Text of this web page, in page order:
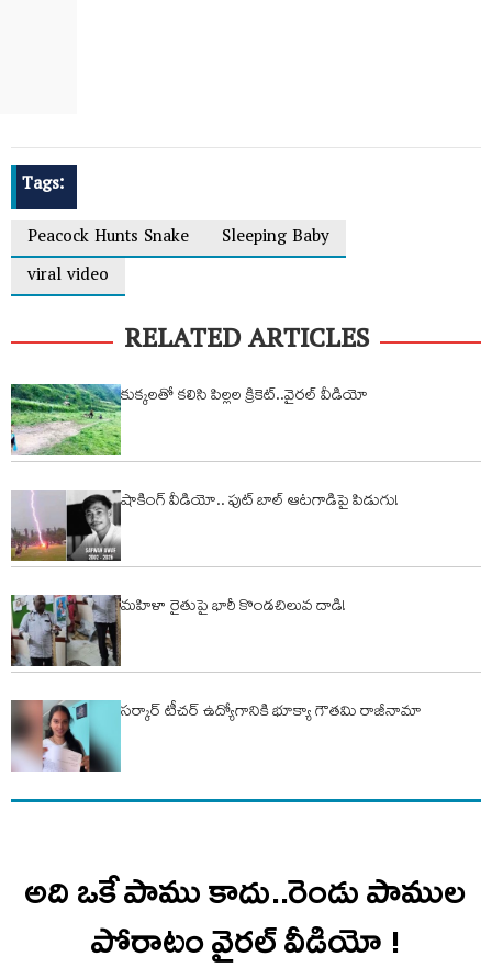
Tags:
Peacock Hunts Snake
Sleeping Baby
viral video
RELATED ARTICLES
కుక్కలతో కలిసి పిల్లల క్రికెట్..వైరల్ వీడియో
షాకింగ్ వీడియో.. ఫుట్ బాల్ ఆటగాడిపై పిడుగు!
మహిళా రైతుపై భారీ కొండచిలువ దాడి!
సర్కార్ టీచర్ ఉద్యోగానికి భూక్యా గౌతమి రాజీనామా
అది ఒకే పాము కాదు..రెండు పాముల
పోరాటం వైరల్ వీడియో !